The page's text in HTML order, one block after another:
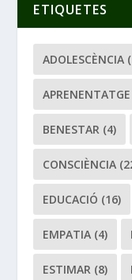
ETIQUETES
ADOLESCÈNCIA
APRENENTATGE
BENESTAR (4)
CONSCIÈNCIA
EDUCACIÓ (16)
EMPATIA (4)
ESTIMAR (8)